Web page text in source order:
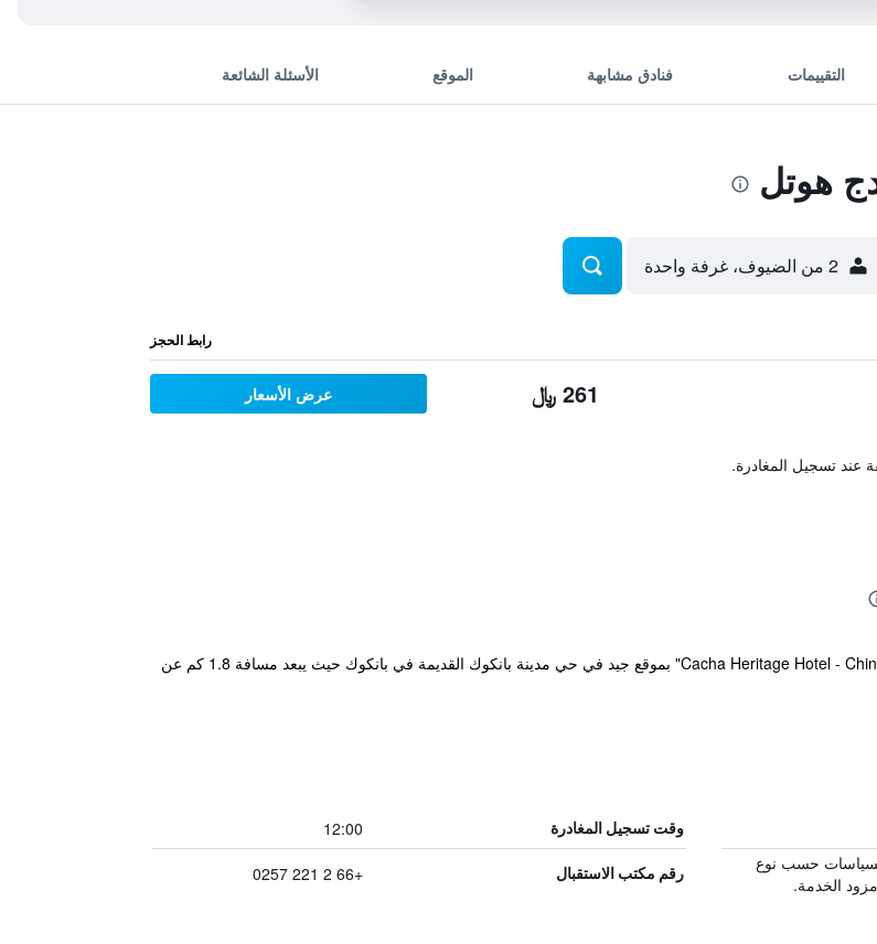
التقييمات فنادق مشابهة الموقع الأسئلة الشائعة
هوتل
2 من الضيوف، غرفة واحدة
رابط الحجز
261 ﷼ عرض الأسعار
عند تسجيل المغادرة.
يتمتع مكان إقامة "Cacha Heritage Hotel - Chinatown & Old Town near MRT Sam Yot" بموقع جيد في حي مدينة بانكوك القديمة في بانكوك حيث يبعد مسافة 1.8 كم عن
وقت تسجيل المغادرة 12:00
حسب نوع
الخدمة.
رقم مكتب الاستقبال +66 2 221 0257